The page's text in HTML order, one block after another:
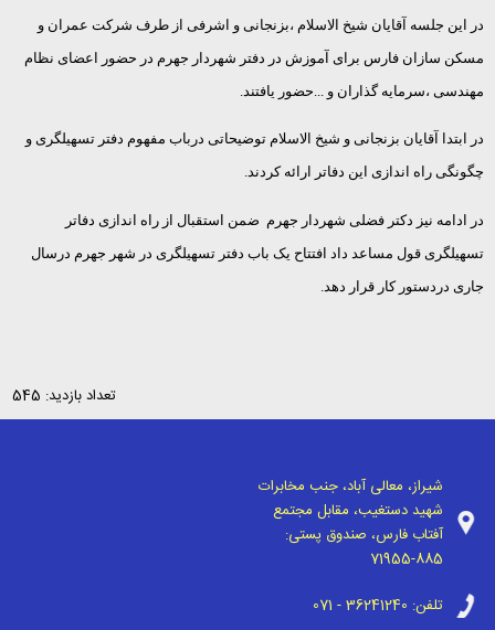
در این جلسه آقایان شیخ الاسلام ،بزنجانی و اشرفی از طرف شرکت عمران و
مسکن سازان فارس برای آموزش در دفتر شهردار جهرم در حضور اعضای نظام
مهندسی ،سرمایه گذاران و ...حضور یافتند.
در ابتدا آقایان بزنجانی و شیخ الاسلام توضیحاتی درباب مفهوم دفتر تسهیلگری و
چگونگی راه اندازی این دفاتر ارائه کردند.
در ادامه نیز دکتر فضلی شهردار جهرم ضمن استقبال از راه اندازی دفاتر
تسهیلگری قول مساعد داد افتتاح یک باب دفتر تسهیلگری در شهر جهرم درسال
جاری دردستور کار قرار دهد.
تعداد بازدید: 545
شیراز، معالی آباد، جنب مخابرات
شهید دستغیب، مقابل مجتمع
آفتاب فارس، صندوق پستی:
71955-885
تلفن: 071 - 36241240